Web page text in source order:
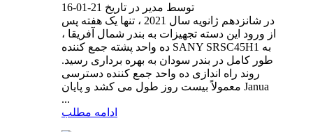
توسط مدیر در تاریخ 21-01-16
در شانزدهم ژانویه سال 2021 ، تنها یک هفته پس
از ورود این دسته تجهیزات به بندر شمال آفریقا ،
ده واحد پشته جمع کننده SANY SRSC45H1 به
طور کامل در بندر سودان به بهره برداری رسید.
روند راه اندازی ده واحد جمع کننده دسترسی
معمولاً بیست روز طول می کشد و پایان Janua
...
ادامه مطلب